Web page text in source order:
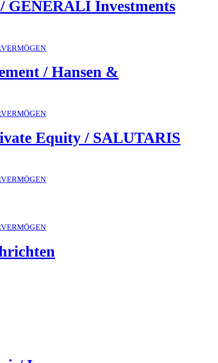
Investments
/ Hansen &
Equity / SALUTARIS